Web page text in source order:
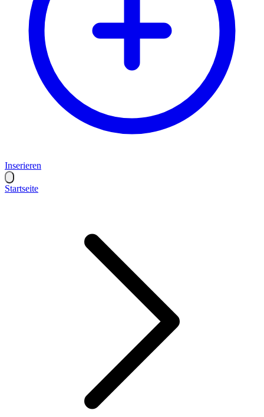
Inserieren
Startseite